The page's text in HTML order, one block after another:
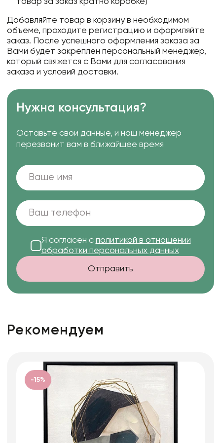
Добавляйте товар в корзину в необходимом
объеме, проходите регистрацию и оформляйте
заказ. После успешного оформления заказа за
Вами будет закреплен персональный менеджер,
который свяжется с Вами для согласования
заказа и условий доставки.
Нужна консультация?
Оставьте свои данные, и наш менеджер
перезвонит вам в ближайшее время
Я согласен с политикой в отношении
обработки персональных данных
Отправить
Рекомендуем
-15%